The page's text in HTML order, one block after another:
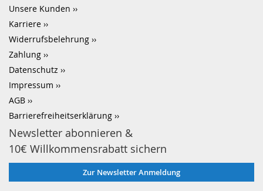
Unsere Kunden
Karriere
Widerrufsbelehrung
Zahlung
Datenschutz
Impressum
AGB
Barrierefreiheitserklärung
Newsletter abonnieren &
10€ Willkommensrabatt sichern
Zur Newsletter Anmeldung